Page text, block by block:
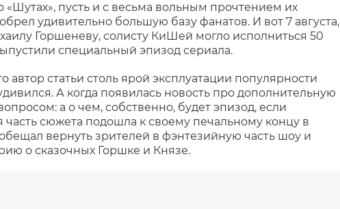
«Шутах», пусть и с весьма вольным прочтением их
удивительно большую базу фанатов. И вот 7 августа,
Горшеневу, солисту КиШей могло исполниться 50
специальный эпизод сериала.
автор статьи столь ярой эксплуатации популярности
А когда появилась новость про дополнительную
а о чем, собственно, будет эпизод, если
часть сюжета подошла к своему печальному концу в
вернуть зрителей в фэнтезийную часть шоу и
о сказочных Горшке и Князе.